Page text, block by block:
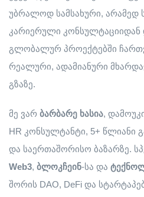
უბრალოდ სამსახური, არამედ
კარიერული კონსულტაციიდან
გლობალურ პროექტებში
რეალური, ადამიანური
გზაზე.
მე ვარ ბარბარე ხასია,
HR კონსულტანტი, 5+
და საერთაშორისო ბაზარზე.
Web3, ბლოკჩეინ-სა და
შორის DAO, DeFi და